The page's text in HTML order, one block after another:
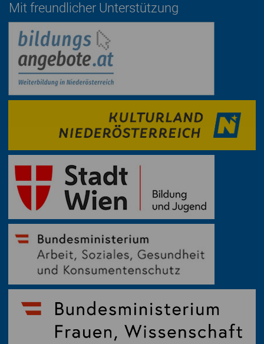
Mit freundlicher Unterstützung